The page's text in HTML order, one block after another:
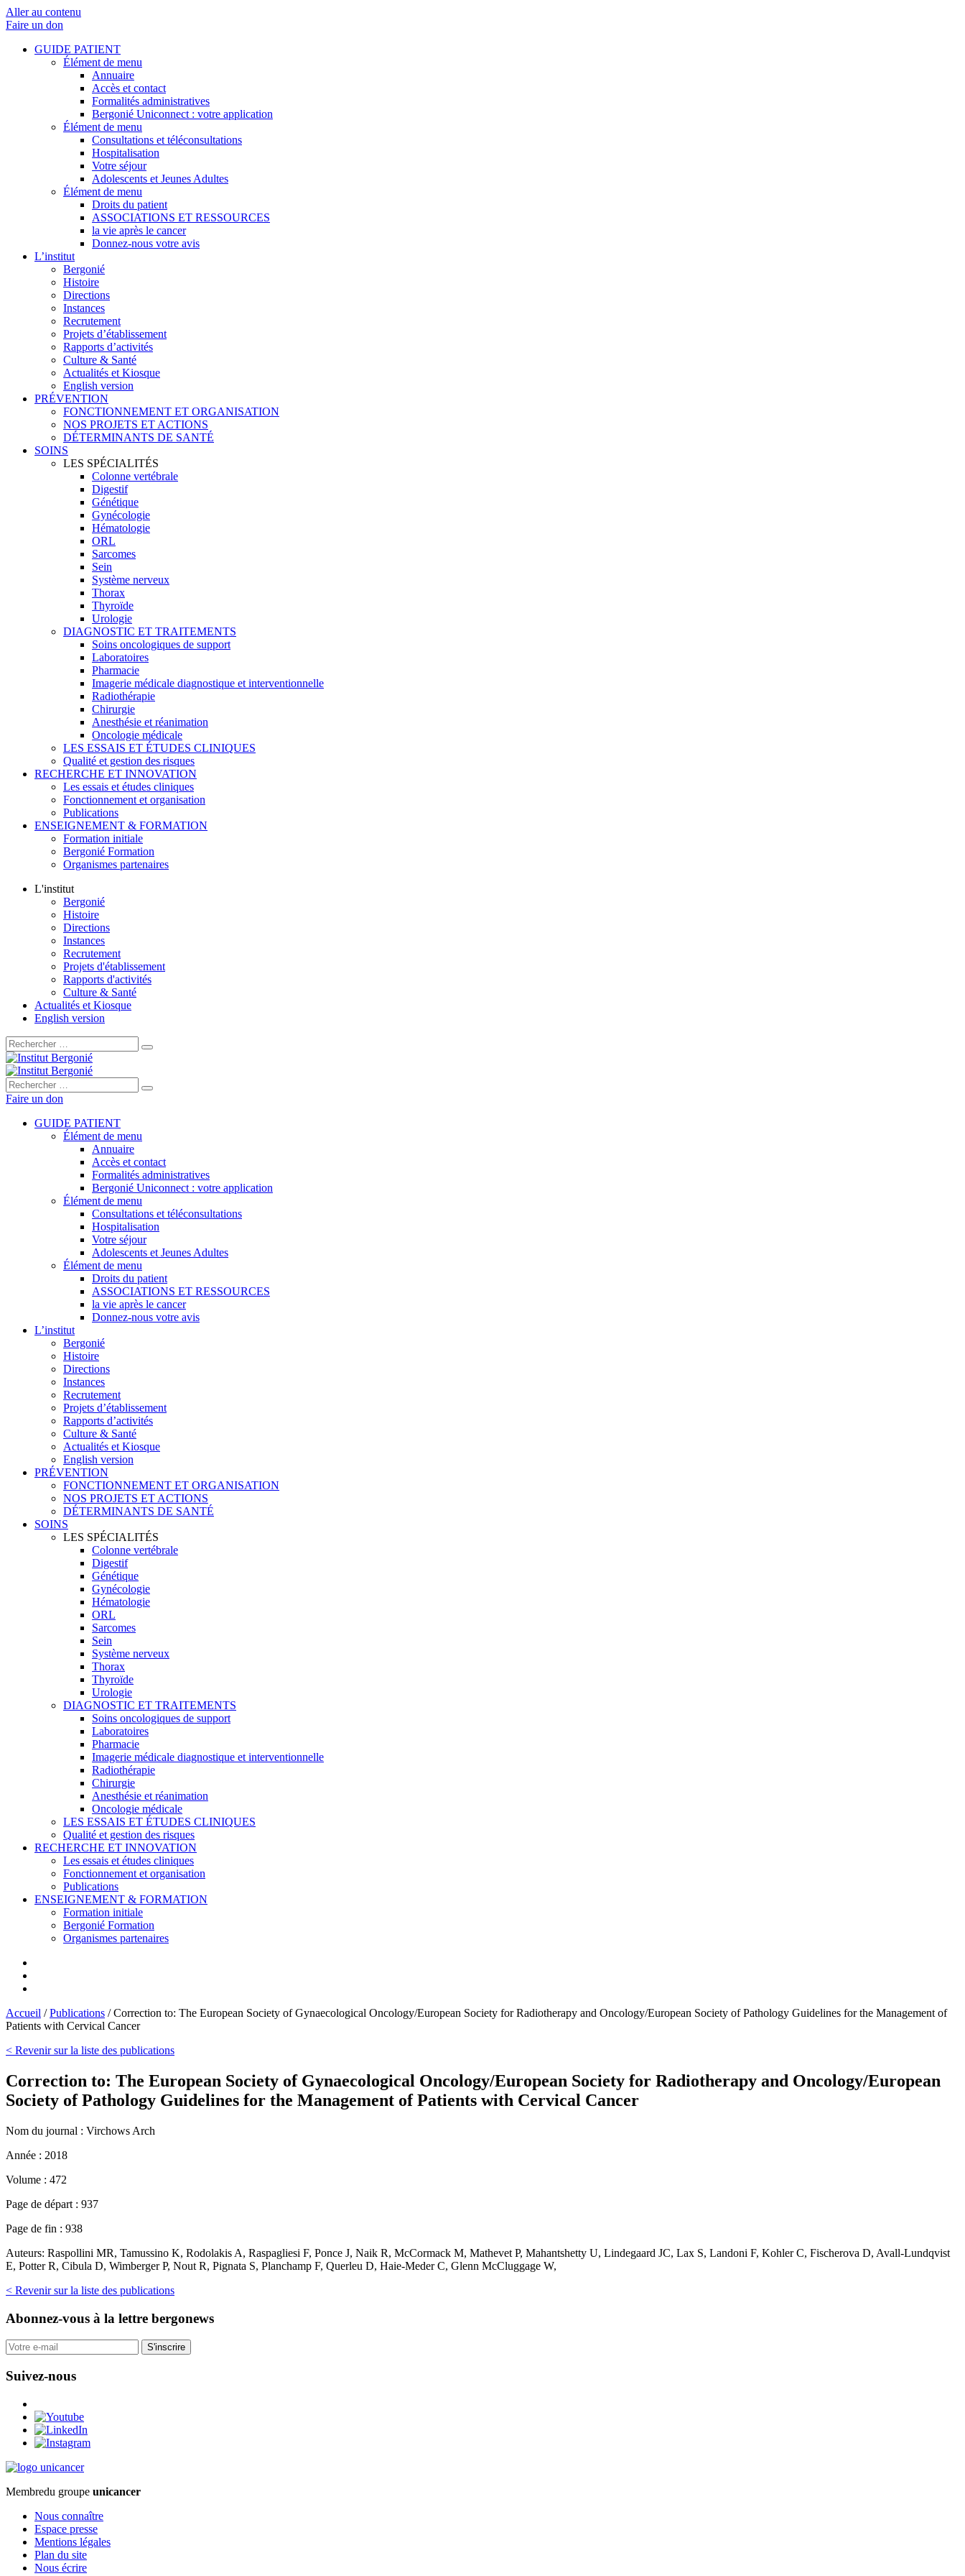
Aller au contenu
Faire un don
GUIDE PATIENT
Élément de menu
Annuaire
Accès et contact
Formalités administratives
Bergonié Uniconnect : votre application
Élément de menu
Consultations et téléconsultations
Hospitalisation
Votre séjour
Adolescents et Jeunes Adultes
Élément de menu
Droits du patient
ASSOCIATIONS ET RESSOURCES
la vie après le cancer
Donnez-nous votre avis
L’institut
Bergonié
Histoire
Directions
Instances
Recrutement
Projets d’établissement
Rapports d’activités
Culture & Santé
Actualités et Kiosque
English version
PRÉVENTION
FONCTIONNEMENT ET ORGANISATION
NOS PROJETS ET ACTIONS
DÉTERMINANTS DE SANTÉ
SOINS
LES SPÉCIALITÉS
Colonne vertébrale
Digestif
Génétique
Gynécologie
Hématologie
ORL
Sarcomes
Sein
Système nerveux
Thorax
Thyroïde
Urologie
DIAGNOSTIC ET TRAITEMENTS
Soins oncologiques de support
Laboratoires
Pharmacie
Imagerie médicale diagnostique et interventionnelle
Radiothérapie
Chirurgie
Anesthésie et réanimation
Oncologie médicale
LES ESSAIS ET ÉTUDES CLINIQUES
Qualité et gestion des risques
RECHERCHE ET INNOVATION
Les essais et études cliniques
Fonctionnement et organisation
Publications
ENSEIGNEMENT & FORMATION
Formation initiale
Bergonié Formation
Organismes partenaires
L'institut
Bergonié
Histoire
Directions
Instances
Recrutement
Projets d'établissement
Rapports d'activités
Culture & Santé
Actualités et Kiosque
English version
Rechercher :
Rechercher :
Faire un don
GUIDE PATIENT
Élément de menu
Annuaire
Accès et contact
Formalités administratives
Bergonié Uniconnect : votre application
Élément de menu
Consultations et téléconsultations
Hospitalisation
Votre séjour
Adolescents et Jeunes Adultes
Élément de menu
Droits du patient
ASSOCIATIONS ET RESSOURCES
la vie après le cancer
Donnez-nous votre avis
L’institut
Bergonié
Histoire
Directions
Instances
Recrutement
Projets d’établissement
Rapports d’activités
Culture & Santé
Actualités et Kiosque
English version
PRÉVENTION
FONCTIONNEMENT ET ORGANISATION
NOS PROJETS ET ACTIONS
DÉTERMINANTS DE SANTÉ
SOINS
LES SPÉCIALITÉS
Colonne vertébrale
Digestif
Génétique
Gynécologie
Hématologie
ORL
Sarcomes
Sein
Système nerveux
Thorax
Thyroïde
Urologie
DIAGNOSTIC ET TRAITEMENTS
Soins oncologiques de support
Laboratoires
Pharmacie
Imagerie médicale diagnostique et interventionnelle
Radiothérapie
Chirurgie
Anesthésie et réanimation
Oncologie médicale
LES ESSAIS ET ÉTUDES CLINIQUES
Qualité et gestion des risques
RECHERCHE ET INNOVATION
Les essais et études cliniques
Fonctionnement et organisation
Publications
ENSEIGNEMENT & FORMATION
Formation initiale
Bergonié Formation
Organismes partenaires
Accueil /Publications /Correction to: The European Society of Gynaecological Oncology/European Society for Radiotherapy and Oncology/European Society of Pathology Guidelines for the Management of
Patients with Cervical Cancer
< Revenir sur la liste des publications
Correction to: The European Society of Gynaecological Oncology/European Society for Radiotherapy and Oncology/European
Society of Pathology Guidelines for the Management of Patients with Cervical Cancer
Nom du journal : Virchows Arch
Année : 2018
Volume : 472
Page de départ : 937
Page de fin : 938
Auteurs: Raspollini MR, Tamussino K, Rodolakis A, Raspagliesi F, Ponce J, Naik R, McCormack M, Mathevet P, Mahantshetty U, Lindegaard JC, Lax S, Landoni F, Kohler C, Fischerova D, Avall-Lundqvist
E, Potter R, Cibula D, Wimberger P, Nout R, Pignata S, Planchamp F, Querleu D, Haie-Meder C, Glenn McCluggage W,
< Revenir sur la liste des publications
Abonnez-vous à la lettre bergonews
S'inscrire
Suivez-nous
Membredu groupe unicancer
Nous connaître
Espace presse
Mentions légales
Plan du site
Nous écrire